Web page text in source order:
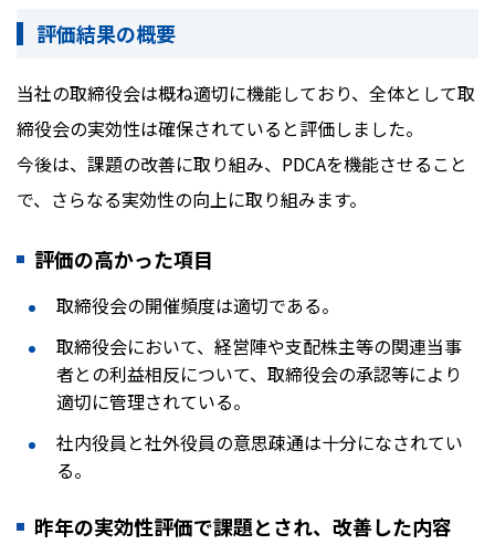
評価結果の概要
当社の取締役会は概ね適切に機能しており、全体として取
締役会の実効性は確保されていると評価しました。
今後は、課題の改善に取り組み、PDCAを機能させること
で、さらなる実効性の向上に取り組みます。
評価の高かった項目
取締役会の開催頻度は適切である。
取締役会において、経営陣や支配株主等の関連当事
者との利益相反について、取締役会の承認等により
適切に管理されている。
社内役員と社外役員の意思疎通は十分になされてい
る。
昨年の実効性評価で課題とされ、改善した内容